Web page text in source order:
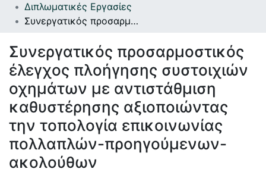
Πλοήγηση στο Αποθετήριο
Επικοινωνία
Οδηγός Βοήθειας
Διπλωματικές Εργασίες
Συνεργατικός προσαρμοστικός έλεγχος πλοήγησης συστοιχιών οχημάτων με αντιστάθμιση καθυστέρησης αξιοποιώντας την τοπολογία επικοινωνίας πολλαπλών-προηγούμενων-ακολούθων
Συνεργατικός προσαρμοστικός
έλεγχος πλοήγησης συστοιχιών
οχημάτων με αντιστάθμιση
καθυστέρησης αξιοποιώντας
την τοπολογία επικοινωνίας
πολλαπλών-προηγούμενων-
ακολούθων